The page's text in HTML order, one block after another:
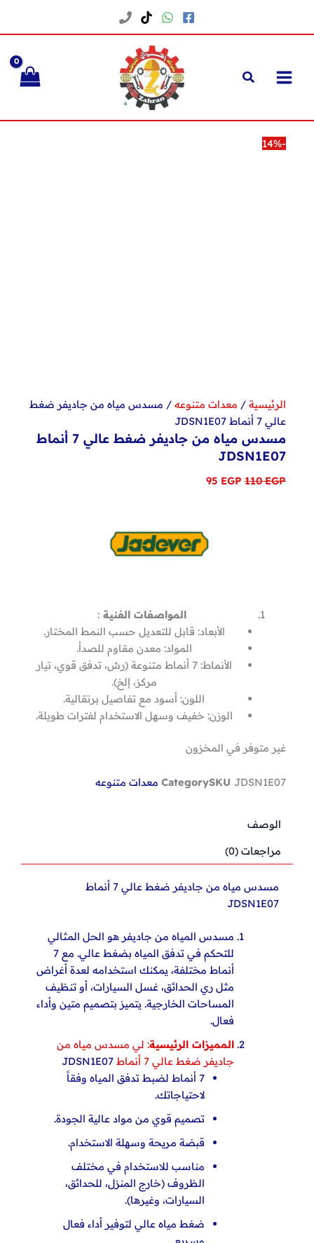
-14%
الرئيسية / معدات متنوعه / مسدس مياه من جاديفر ضغط
عالي 7 أنماط JDSN1E07
مسدس مياه من جاديفر ضغط عالي 7 أنماط
JDSN1E07
110EGP
السعر95 EGP
السعر
95 EGP.
المواصفات الفنية:
الأبعاد: قابل للتعديل حسب النمط المختار.
المواد: معدن مقاوم للصدأ.
الأنماط: 7 أنماط متنوعة (رش، تدفق قوي، تيار
مركز، إلخ).
اللون: أسود مع تفاصيل برتقالية.
الوزن: خفيف وسهل الاستخدام لفترات طويلة.
غير متوفر في المخزون
SKU JDSN1E07
Category معدات متنوعه
الوصف
مراجعات (0)
مسدس مياه من جاديفر ضغط عالي 7 أنماط
JDSN1E07
مسدس المياه من جاديفر هو الحل المثالي
للتحكم في تدفق المياه بضغط عالي. مع 7
أنماط مختلفة، يمكنك استخدامه لعدة أغراض
مثل ري الحدائق، غسل السيارات، أو تنظيف
المساحات الخارجية. يتميز بتصميم متين وأداء
فعال.
المميزات الرئيسية: لي مسدس مياه من
جاديفر ضغط عالي 7 أنماط
JDSN1E07
7 أنماط لضبط تدفق المياه وفقاً
لاحتياجاتك.
تصميم قوي من مواد عالية الجودة.
قبضة مريحة وسهلة الاستخدام.
مناسب للاستخدام في مختلف
الظروف (خارج المنزل، للحدائق،
السيارات، وغيرها).
ضغط مياه عالي لتوفير أداء فعال